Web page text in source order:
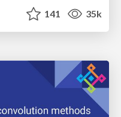
141 35k